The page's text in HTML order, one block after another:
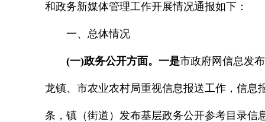
和政务新媒体管理工作开展情况通报如下：
一、总体情况
(一)政务公开方面。 一是市政府网信息发
龙镇、市农业农村局重视信息报送工作，信息
条，镇（街道）发布基层政务公开参考目录信